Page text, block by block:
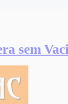
sem